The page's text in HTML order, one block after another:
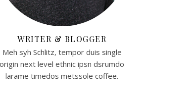
WRITER & BLOGGER
Meh syh Schlitz, tempor duis single
origin next level ethnic ipsn dsrumdo
larame timedos metssole coffee.